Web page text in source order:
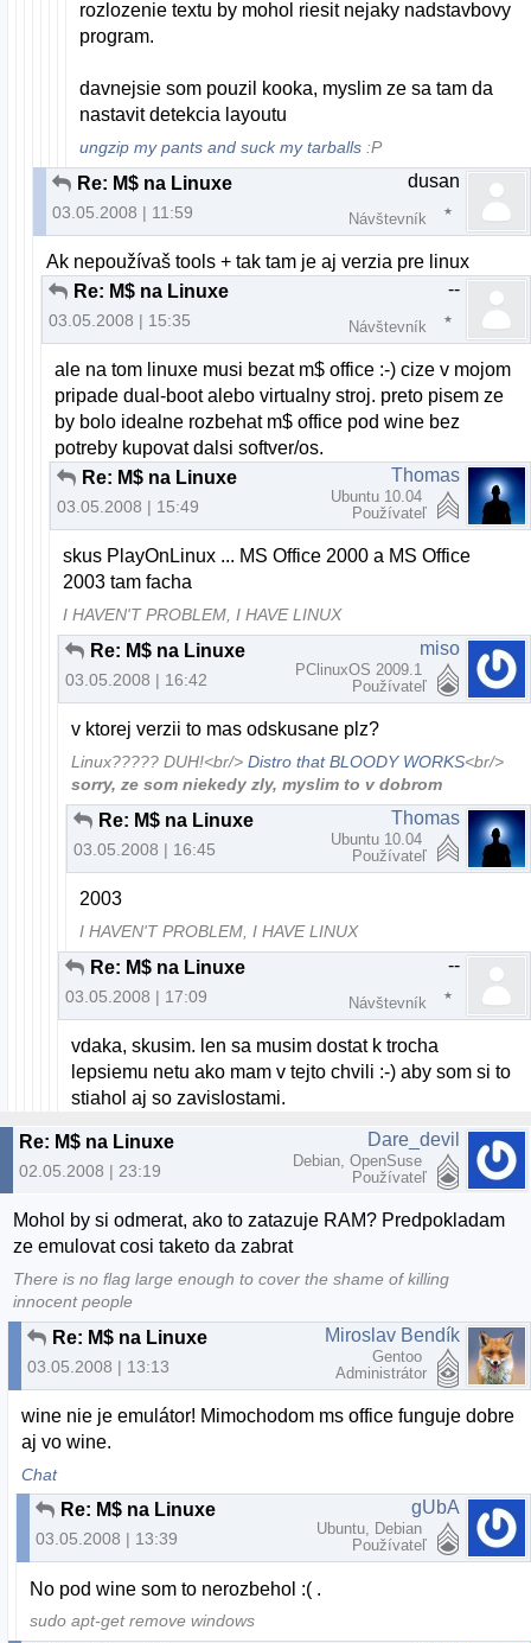
rozlozenie textu by mohol riesit nejaky nadstavbovy
program.
davnejsie som pouzil kooka, myslim ze sa tam da
nastavit detekcia layoutu
ungzip my pants and suck my tarballs :P
Re: M$ na Linuxe
03.05.2008 | 11:59
dusan
Návštevník
Ak nepoužívaš tools + tak tam je aj verzia pre linux
Re: M$ na Linuxe
03.05.2008 | 15:35
--
Návštevník
ale na tom linuxe musi bezat m$ office :-) cize v mojom
pripade dual-boot alebo virtualny stroj. preto pisem ze
by bolo idealne rozbehat m$ office pod wine bez
potreby kupovat dalsi softver/os.
Re: M$ na Linuxe
03.05.2008 | 15:49
Thomas
Ubuntu 10.04
Používateľ
skus PlayOnLinux ... MS Office 2000 a MS Office
2003 tam facha
I HAVEN'T PROBLEM, I HAVE LINUX
Re: M$ na Linuxe
03.05.2008 | 16:42
miso
PClinuxOS 2009.1
Používateľ
v ktorej verzii to mas odskusane plz?
Linux????? DUH!<br/>Distro that BLOODY WORKS<br/>
sorry, ze som niekedy zly, myslim to v dobrom
Re: M$ na Linuxe
03.05.2008 | 16:45
Thomas
Ubuntu 10.04
Používateľ
2003
I HAVEN'T PROBLEM, I HAVE LINUX
Re: M$ na Linuxe
03.05.2008 | 17:09
--
Návštevník
vdaka, skusim. len sa musim dostat k trocha
lepsiemu netu ako mam v tejto chvili :-) aby som si to
stiahol aj so zavislostami.
Re: M$ na Linuxe
02.05.2008 | 23:19
Dare_devil
Debian, OpenSuse
Používateľ
Mohol by si odmerat, ako to zatazuje RAM? Predpokladam
ze emulovat cosi taketo da zabrat
There is no flag large enough to cover the shame of killing
innocent people
Re: M$ na Linuxe
03.05.2008 | 13:13
Miroslav Bendík
Gentoo
Administrátor
wine nie je emulátor! Mimochodom ms office funguje dobre
aj vo wine.
Chat
Re: M$ na Linuxe
03.05.2008 | 13:39
gUbA
Ubuntu, Debian
Používateľ
No pod wine som to nerozbehol :( .
sudo apt-get remove windows